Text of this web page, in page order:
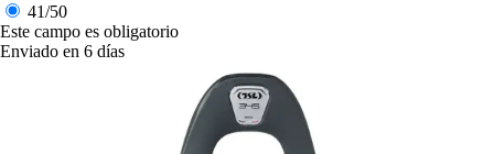
41/50
Este campo es obligatorio
Enviado en 6 días